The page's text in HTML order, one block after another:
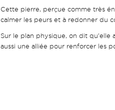
Cette pierre, perçue comme très
calmer les peurs et à redonner du
Sur le plan physique, on dit qu’elle
aussi une alliée pour renforcer les